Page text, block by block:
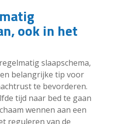
ook in het
slaapschema,
belangrijke tip voor
te bevorderen.
tijd naar bed te gaan
wennen aan een
reguleren van de